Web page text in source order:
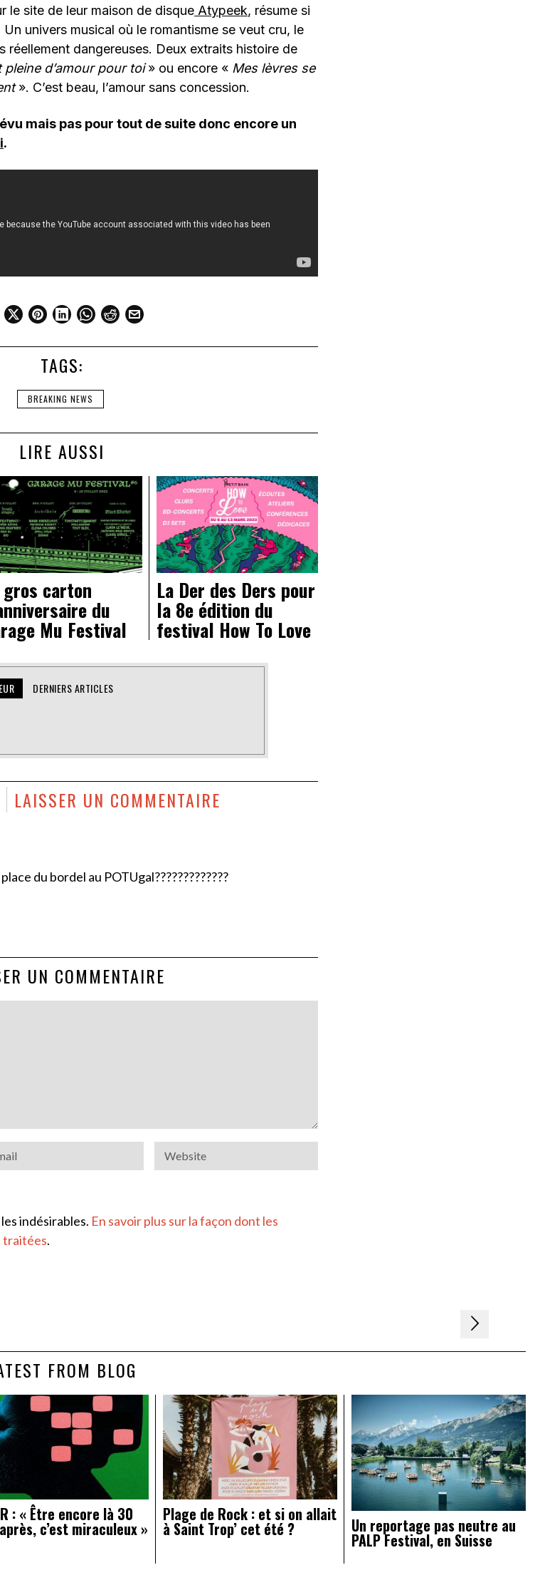
le site de leur maison de disque Atypeek, résume si
univers musical où le romantisme se veut cru, le
réellement dangereuses. Deux extraits histoire de
pleine d’amour pour toi» ou encore « Mes lèvres se
». C’est beau, l’amour sans concession.
mais pas pour tout de suite donc encore un
.
TAGS:
BREAKING NEWS
LIRE AUSSI
gros carton
du
Mu Festival
La Der des Ders pour
la 8e édition du
festival How To Love
DERNIERS ARTICLES
LAISSER UN COMMENTAIRE
du bordel au POTUgal?????????????
UN COMMENTAIRE
indésirables. En savoir plus sur la façon dont les
traitées.
FROM BLOG
: « Être encore là 30
c’est miraculeux »
Plage de Rock : et si on allait
à Saint Trop’ cet été ? Un reportage pas neutre au
PALP Festival, en Suisse